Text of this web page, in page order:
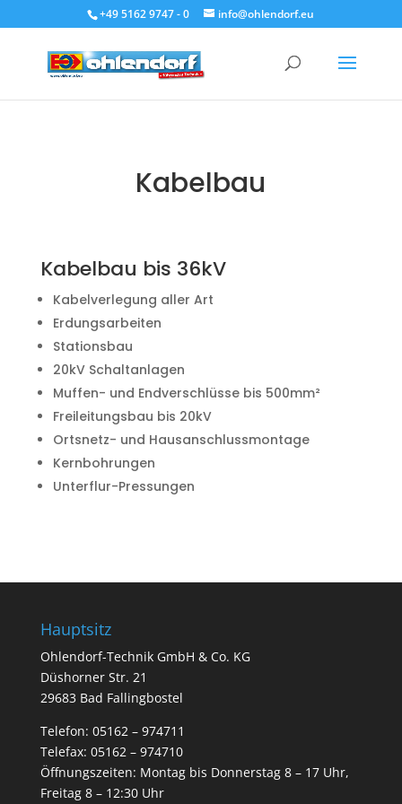
+49 5162 9747 - 0 info@ohlendorf.eu
Kabelbau
Kabelbau bis 36kV
Kabelverlegung aller Art
Erdungsarbeiten
Stationsbau
20kV Schaltanlagen
Muffen- und Endverschlüsse bis 500mm²
Freileitungsbau bis 20kV
Ortsnetz- und Hausanschlussmontage
Kernbohrungen
Unterflur-Pressungen
Hauptsitz
Ohlendorf-Technik GmbH & Co. KG
Düshorner Str. 21
29683 Bad Fallingbostel
Telefon: 05162 – 974711
Telefax: 05162 – 974710
Öffnungszeiten: Montag bis Donnerstag 8 – 17 Uhr,
Freitag 8 – 12:30 Uhr